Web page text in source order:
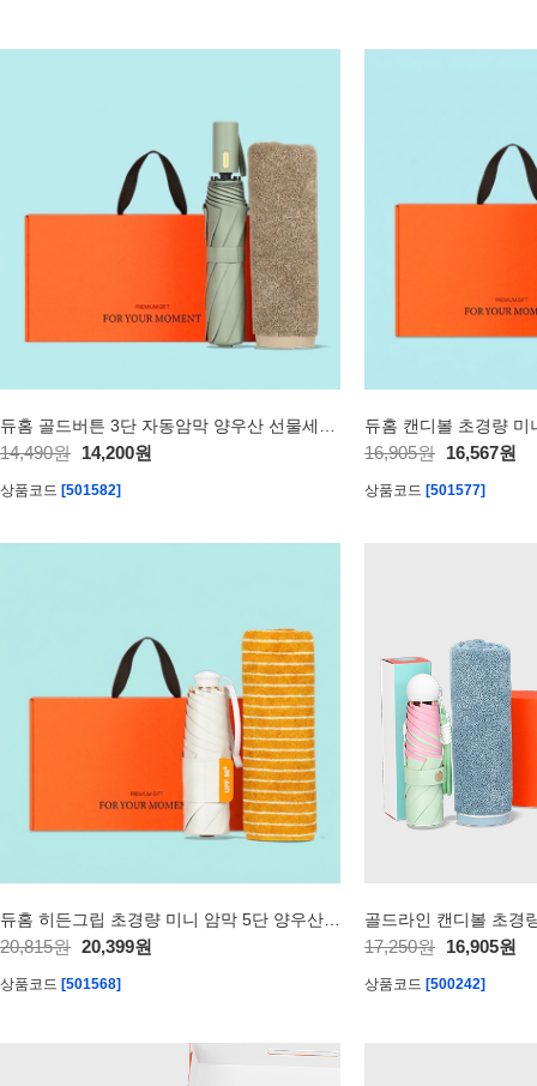
14,490원 14,200원
상품코드 [501582]
16,905원 16,567원
상품코드 [501577]
20,815원 20,399원
상품코드 [501568]
17,250원 16,905원
상품코드 [500242]